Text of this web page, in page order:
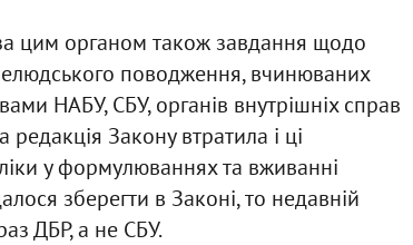
цим органом також завдання щодо
поводження, вчинюваних
НАБУ, СБУ, органів внутрішніх справ
Закону втратила і ці
у формулюваннях та вживанні
зберегти в Законі, то недавній
ДБР, а не СБУ.